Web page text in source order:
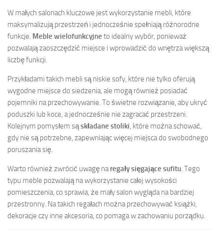
W małych salonach kluczowe jest wykorzystanie mebli, które
maksymalizują przestrzeń i jednocześnie spełniają różnorodne
funkcje. Meble wielofunkcyjne to idealny wybór, ponieważ
pozwalają zaoszczędzić miejsce i wprowadzić do wnętrza większą
liczbę funkcji.
Przykładami takich mebli są niskie sofy, które nie tylko oferują
wygodne miejsce do siedzenia, ale mogą również posiadać
pojemniki na przechowywanie. To świetne rozwiązanie, aby ukryć
poduszki lub koce, a jednocześnie nie zagracać przestrzeni.
Kolejnym pomysłem sąskładane stoliki , które można schować,
gdy nie są potrzebne, zapewniając więcej miejsca do swobodnego
poruszania się.
Warto również zwrócić uwagę na regały sięgające sufitu . Tego
typu meble pozwalają na wykorzystanie całej wysokości
pomieszczenia, co sprawia, że mały salon wygląda na bardziej
przestronny. Na takich regałach można przechowywać książki,
dekoracje czy inne akcesoria, co pomaga w zachowaniu porządku.